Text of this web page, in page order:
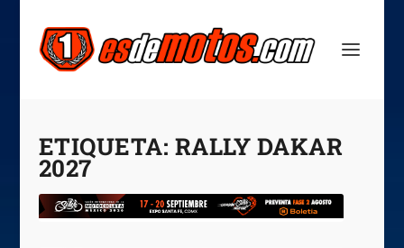
ETIQUETA: RALLY DAKAR
2027